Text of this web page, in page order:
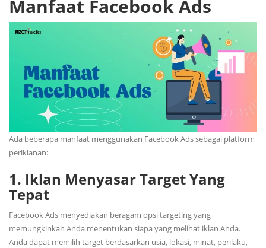
Manfaat Facebook Ads
Ada beberapa manfaat menggunakan Facebook Ads sebagai platform
periklanan:
1. Iklan Menyasar Target Yang
Tepat
Facebook Ads menyediakan beragam opsi targeting yang
memungkinkan Anda menentukan siapa yang melihat iklan Anda.
Anda dapat memilih target berdasarkan usia, lokasi, minat, perilaku,